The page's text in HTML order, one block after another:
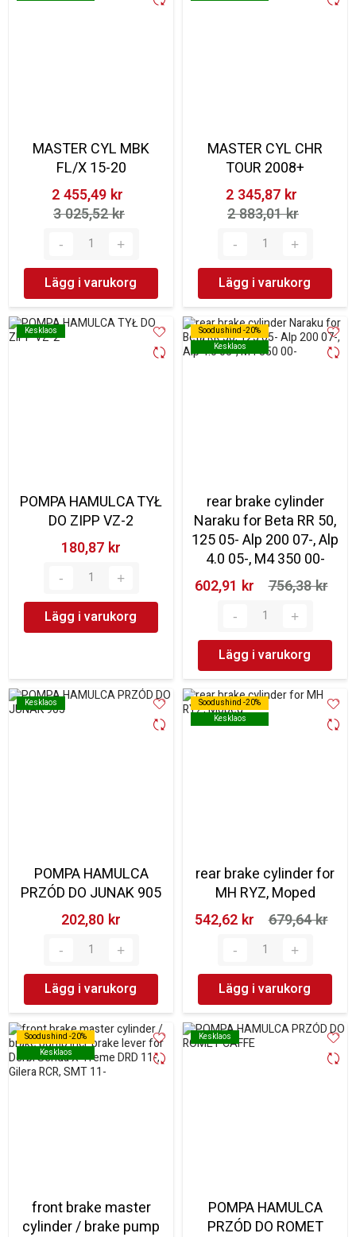
MASTER CYL MBK
FL/X 15-20
2 455,49 kr‎
3 025,52 kr‎
Lägg i varukorg
MASTER CYL CHR
TOUR 2008+
2 345,87 kr‎
2 883,01 kr‎
Lägg i varukorg
Kesklaos
Kesklaos
POMPA HAMULCA TYŁ
DO ZIPP VZ-2
180,87 kr‎
Lägg i varukorg
Soodushind -20%
Kesklaos
Soodushind -20%
Kesklaos
rear brake cylinder
Naraku for Beta RR 50,
125 05- Alp 200 07-, Alp
4.0 05-, M4 350 00-
602,91 kr‎
756,38 kr‎
Lägg i varukorg
Kesklaos
Kesklaos
POMPA HAMULCA
PRZÓD DO JUNAK 905
202,80 kr‎
Lägg i varukorg
Soodushind -20%
Kesklaos
Soodushind -20%
Kesklaos
rear brake cylinder for
MH RYZ, Moped
542,62 kr‎
679,64 kr‎
Lägg i varukorg
Soodushind -20%
Kesklaos
Soodushind -20%
Kesklaos
front brake master
cylinder / brake pump
Kesklaos
Kesklaos
POMPA HAMULCA
PRZÓD DO ROMET